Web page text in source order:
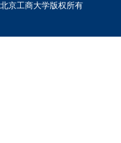
北京工商大学版权所有